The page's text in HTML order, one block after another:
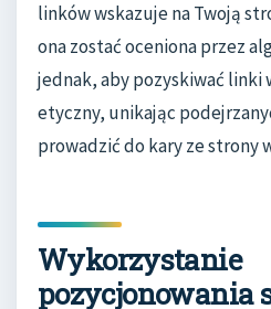
linków wskazuje na Twoją
ona zostać oceniona przez
jednak, aby pozyskiwać linki
etyczny, unikając
prowadzić do kary ze strony
Wykorzystanie
pozycjonowania